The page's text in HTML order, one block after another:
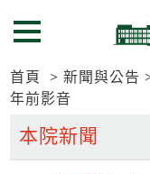
到
要
內
塊
到
要
內
塊
選單按鈕
首頁 新聞與公告
年前影音